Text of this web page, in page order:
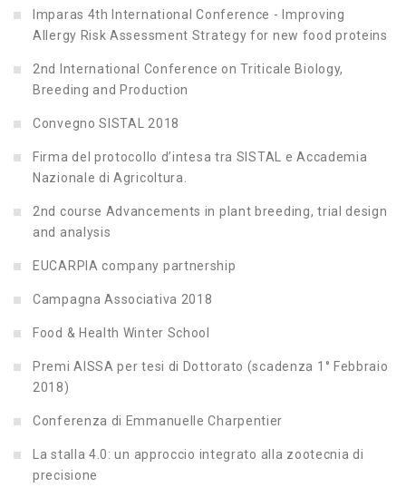
Imparas 4th International Conference - Improving
Allergy Risk Assessment Strategy for new food proteins
2nd International Conference on Triticale Biology,
Breeding and Production
Convegno SISTAL 2018
Firma del protocollo d’intesa tra SISTAL e Accademia
Nazionale di Agricoltura.
2nd course Advancements in plant breeding, trial design
and analysis
EUCARPIA company partnership
Campagna Associativa 2018
Food & Health Winter School
Premi AISSA per tesi di Dottorato (scadenza 1° Febbraio
2018)
Conferenza di Emmanuelle Charpentier
La stalla 4.0: un approccio integrato alla zootecnia di
precisione